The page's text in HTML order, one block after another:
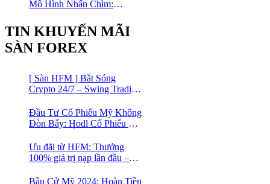
Mô Hình Nhấn Chìm:
Forex Đơn Giản Cho Mọi
Trader
TIN KHUYẾN MÃI
SÀN FOREX
[ Sàn HFM ] Bắt Sóng
Crypto 24/7 – Swing Trading
1:1000
Đầu Tư Cổ Phiếu Mỹ Không
Đòn Bẩy: Hodl Cổ Phiếu Mỹ
Nhuận Đều Đều | cổ phiếu
CFD
Ưu đãi từ HFM: Thưởng
100% giá trị nạp lần đầu –
Thị Trường Ngay!
Bầu Cử Mỹ 2024: Hoàn Tiền